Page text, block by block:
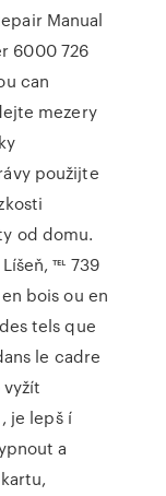
Manual
6000 726
can
mezery
použijte
od domu.
℡ 739
bois ou en
tels que
le cadre
je lepš í
a